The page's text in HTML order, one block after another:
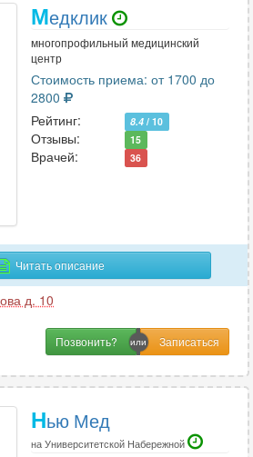
Медклик
многопрофильный медицинский
центр
Стоимость приема: от 1700 до
2800
Рейтинг:
8.4 / 10
Отзывы: 15
Врачей: 36
Читать описание
д. 10
Позвонить?
Нью Мед
на Университетской Набережной